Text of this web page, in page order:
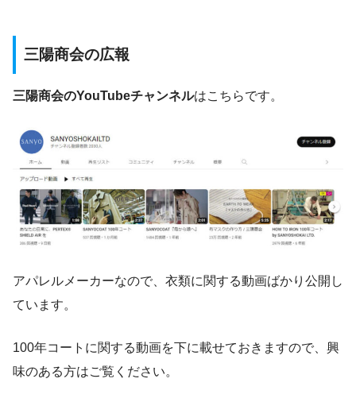
三陽商会の広報
三陽商会のYouTubeチャンネルはこちらです。
アパレルメーカーなので、衣類に関する動画ばかり公開し
ています。
100年コートに関する動画を下に載せておきますので、興
味のある方はご覧ください。